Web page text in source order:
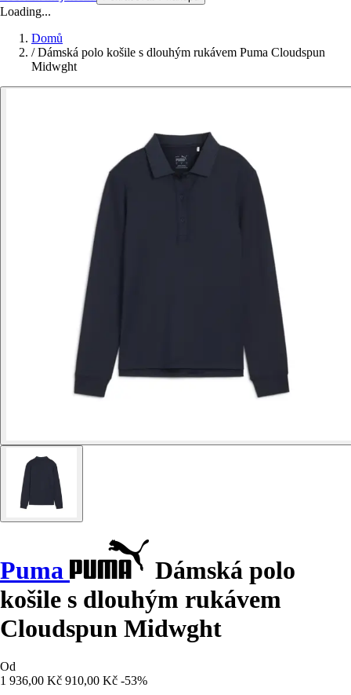
Loading...
Domů
/ Dámská polo košile s dlouhým rukávem Puma Cloudspun
Midwght
Puma
Dámská polo
košile s dlouhým rukávem
Cloudspun Midwght
Od
1 936,00 Kč 910,00 Kč -53%